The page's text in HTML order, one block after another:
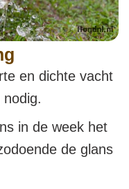
en dichte vacht
in de week het
de glans